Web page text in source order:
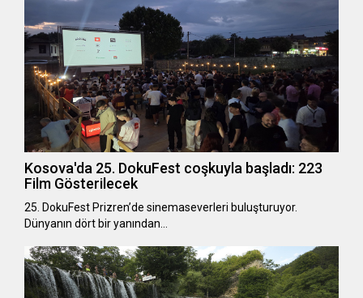
Kosova'da 25. DokuFest coşkuyla başladı: 223
Film Gösterilecek
25. DokuFest Prizren’de sinemaseverleri buluşturuyor.
Dünyanın dört bir yanından…